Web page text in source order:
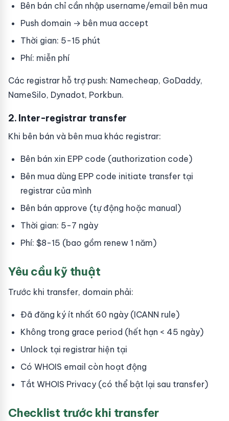
Bên bán chỉ cần nhập username/email bên mua
Push domain → bên mua accept
Thời gian: 5-15 phút
Phí: miễn phí
Các registrar hỗ trợ push: Namecheap, GoDaddy,
NameSilo, Dynadot, Porkbun.
2. Inter-registrar transfer
Khi bên bán và bên mua khác registrar:
Bên bán xin EPP code (authorization code)
Bên mua dùng EPP code initiate transfer tại
registrar của mình
Bên bán approve (tự động hoặc manual)
Thời gian: 5-7 ngày
Phí: $8-15 (bao gồm renew 1 năm)
Yêu cầu kỹ thuật
Trước khi transfer, domain phải:
Đã đăng ký ít nhất 60 ngày (ICANN rule)
Không trong grace period (hết hạn < 45 ngày)
Unlock tại registrar hiện tại
Có WHOIS email còn hoạt động
Tắt WHOIS Privacy (có thể bật lại sau transfer)
Checklist trước khi transfer